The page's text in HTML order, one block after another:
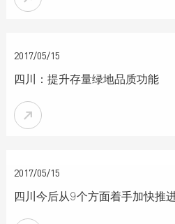
2017/05/15
四川：提升存量绿地品质功能

2017/05/15
四川今后从9个方面着手加快推